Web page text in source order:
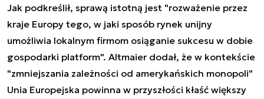
Jak podkreślił, sprawą istotną jest "rozważenie przez
kraje Europy tego, w jaki sposób rynek unijny
umożliwia lokalnym firmom osiąganie sukcesu w dobie
gospodarki platform". Altmaier dodał, że w kontekście
"zmniejszania zależności od amerykańskich monopoli"
Unia Europejska powinna w przyszłości kłaść większy